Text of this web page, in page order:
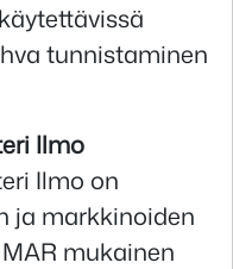
tunnistaminen
Ilmo
Ilmo on
ja markkinoiden
mukainen